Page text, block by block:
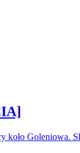
Goleniowa.